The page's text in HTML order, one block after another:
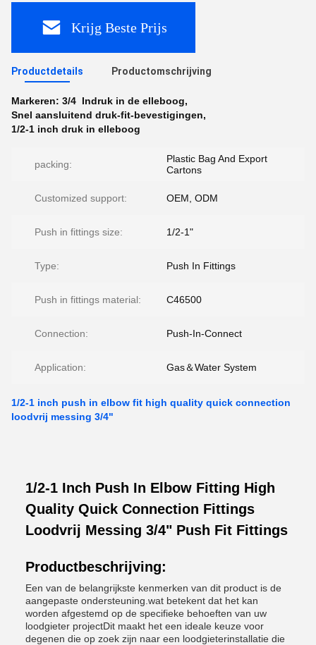
Krijg Beste Prijs
Productdetails Productomschrijving
Markeren: 3/4 ️ Indruk in de elleboog,
Snel aansluitend druk-fit-bevestigingen,
1/2-1 inch druk in elleboog
packing:
Plastic Bag And Export
Cartons
Customized support: OEM, ODM
Push in fittings size: 1/2-1"
Type: Push In Fittings
Push in fittings material: C46500
Connection: Push-In-Connect
Application: Gas＆Water System
1/2-1 inch push in elbow fit high quality quick connection
loodvrij messing 3/4"
1/2-1 Inch Push In Elbow Fitting High
Quality Quick Connection Fittings
Loodvrij Messing 3/4" Push Fit Fittings
Productbeschrijving:
Een van de belangrijkste kenmerken van dit product is de
aangepaste ondersteuning.wat betekent dat het kan
worden afgestemd op de specifieke behoeften van uw
loodgieter projectDit maakt het een ideale keuze voor
degenen die op zoek zijn naar een loodgieterinstallatie die